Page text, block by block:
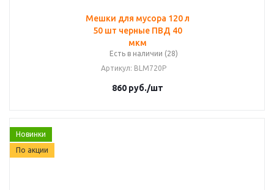
Мешки для мусора 120 л
50 шт черные ПВД 40
мкм
Есть в наличии (28)
Артикул: BLM720P
860руб./шт
Новинки
По акции